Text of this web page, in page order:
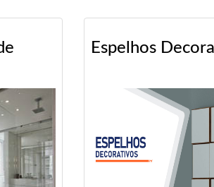
Espelhos